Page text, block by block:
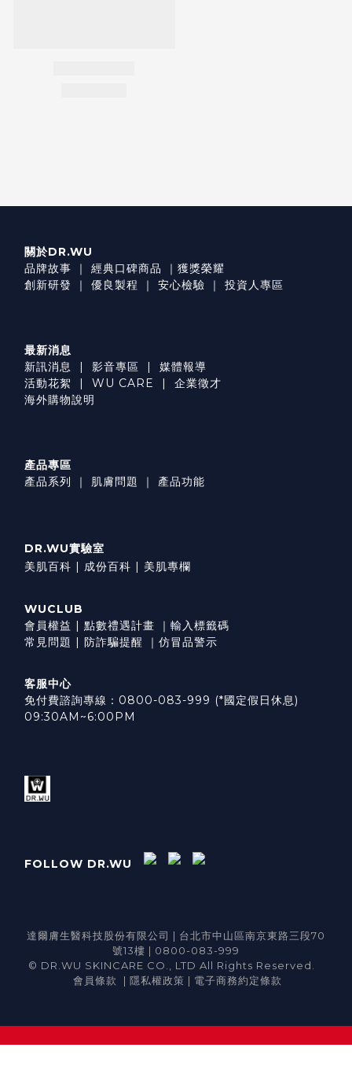
關於DR.WU
品牌故事 ｜ 經典口碑商品 ｜ 獲獎榮耀
創新研發
｜ 優良製程 ｜ 安心檢驗 ｜ 投資人專區
最新消息
新訊消息
影音專區
媒體報導
活動花絮
WU CARE
企業徵才
海外購物說明
產品專區
產品系列
｜ 肌膚問題 ｜ 產品功能
DR.WU實驗室
美肌百科 |
成份百科 | 美肌專欄
WUCLUB
會員權益
點數禮遇計畫 ｜ 輸入標籤碼
常見問題
防詐騙提醒 ｜ 仿冒品警示
客服中心
免付費諮詢專線：0800-083-999 (*國定假日休息)
09:30AM~6:00PM
FOLLOW DR.WU
達爾膚生醫科技股份有限公司 | 台北市中山區南京東路三段70
號13樓 | 0800-083-999
© DR.WU SKINCARE CO., LTD All Rights Reserved.
會員條款
| 隱私權政策 | 電子商務約定條款